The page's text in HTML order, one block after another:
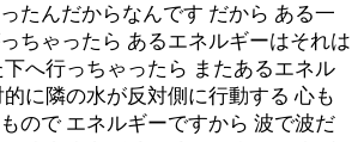
たんだからなんです だから ある一
ちゃったら あるエネルギーはそれは
下へ行っちゃったら またあるエネル
に隣の水が反対側に行動する 心も
ので エネルギーですから 波で波だ